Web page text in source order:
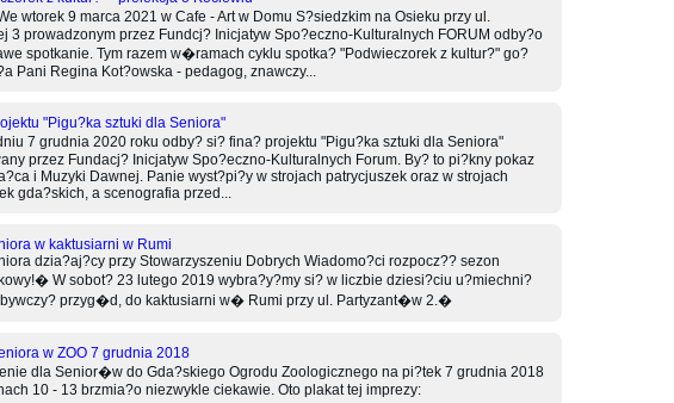
wtorek 9 marca 2021 w Cafe - Art w Domu S?siedzkim na Osieku przy ul.
3 prowadzonym przez Fundcj? Inicjatyw Spo?eczno-Kulturalnych FORUM odby?o
spotkanie. Tym razem w�ramach cyklu spotka? "Podwieczorek z kultur?" go?
Pani Regina Kot?owska - pedagog, znawczy...
"Pigu?ka sztuki dla Seniora"
7 grudnia 2020 roku odby? si? fina? projektu "Pigu?ka sztuki dla Seniora"
przez Fundacj? Inicjatyw Spo?eczno-Kulturalnych Forum. By? to pi?kny pokaz
i Muzyki Dawnej. Panie wyst?pi?y w strojach patrycjuszek oraz w strojach
gda?skich, a scenografia przed...
w kaktusiarni w Rumi
dzia?aj?cy przy Stowarzyszeniu Dobrych Wiadomo?ci rozpocz?? sezon
W sobot? 23 lutego 2019 wybra?y?my si? w liczbie dziesi?ciu u?miechni?
przyg�d, do kaktusiarni w� Rumi przy ul. Partyzant�w 2.�
w ZOO 7 grudnia 2018
dla Senior�w do Gda?skiego Ogrodu Zoologicznego na pi?tek 7 grudnia 2018
10 - 13 brzmia?o niezwykle ciekawie. Oto plakat tej imprezy: